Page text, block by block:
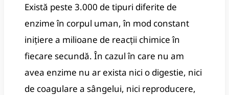
Există peste 3.000 de tipuri diferite de
enzime în corpul uman, în mod constant
inițiere a milioane de reacții chimice în
fiecare secundă. În cazul în care nu am
avea enzime nu ar exista nici o digestie, nici
de coagulare a sângelui, nici reproducere,